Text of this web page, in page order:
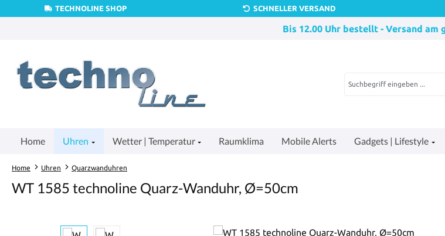
Hauptinhalt springen
Zur Suche springen
Zur Hauptnavigation springen
TECHNOLINE SHOP SCHNELLER VERSAND
Bis 12.00 Uhr bestellt - Versand am
Home Uhren Wetter | Temperatur Raumklima Mobile Alerts Gadgets | Lifestyle
Home Uhren Quarzwanduhren
WT 1585 technoline Quarz-Wanduhr, Ø=50cm